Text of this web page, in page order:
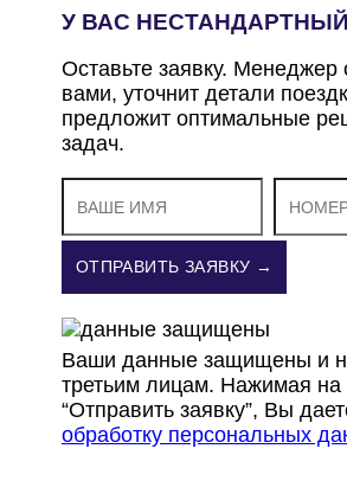
У ВАС
Оставьте заявку. Менеджер
вами, уточнит детали
предложит оптимальные
задач.
ОТПРАВИТЬ ЗАЯВКУ →
Ваши данные защищены и
третьим лицам. Нажимая на
“Отправить заявку”, Вы
обработку персональных